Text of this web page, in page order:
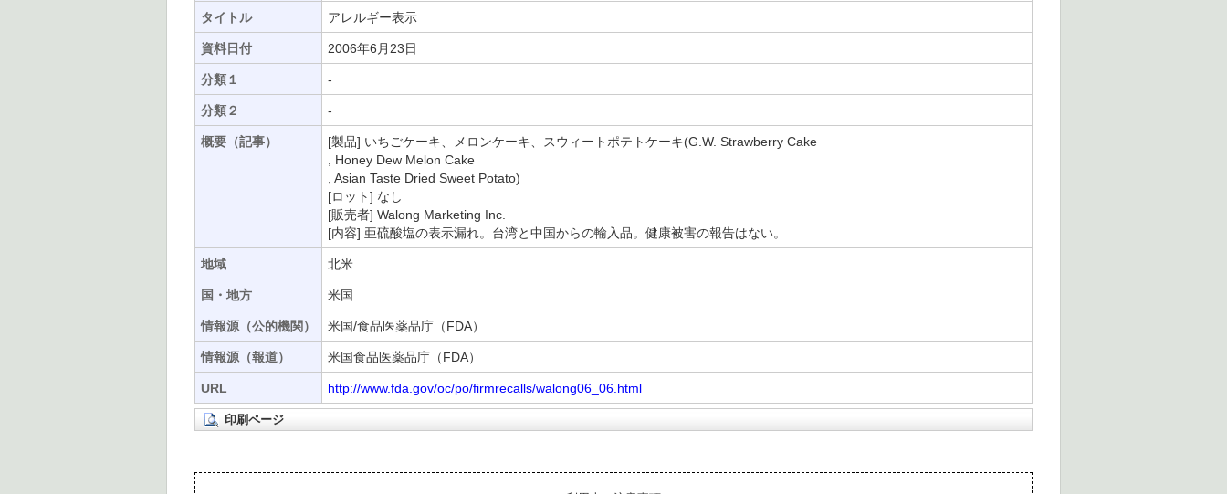
タイトル アレルギー表示
資料日付 2006年6月23日
分類１ -
分類２ -
概要（記事）
[製品] いちごケーキ、メロンケーキ、スウィートポテトケーキ(G.W. Strawberry Cake
, Honey Dew Melon Cake
, Asian Taste Dried Sweet Potato)
[ロット] なし
[販売者] Walong Marketing Inc.
[内容] 亜硫酸塩の表示漏れ。台湾と中国からの輸入品。健康被害の報告はない。
地域 北米
国・地方 米国
情報源（公的機関） 米国/食品医薬品庁（FDA）
情報源（報道） 米国食品医薬品庁（FDA）
URL http://www.fda.gov/oc/po/firmrecalls/walong06_06.html
印刷ページ